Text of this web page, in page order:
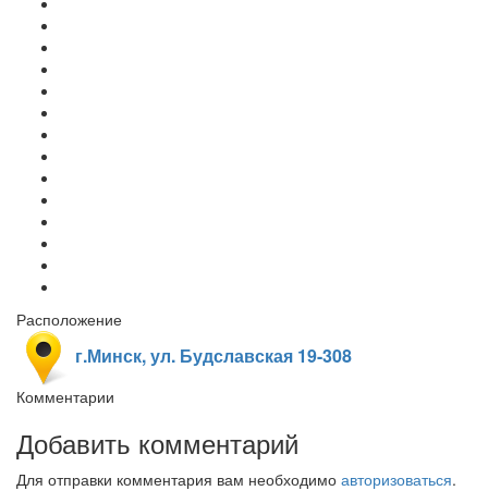
Расположение
г.Минск, ул. Будславская 19-308
Комментарии
Добавить комментарий
Для отправки комментария вам необходимо авторизоваться.